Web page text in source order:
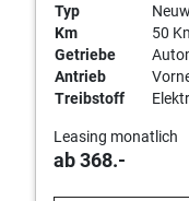
Typ
Km
50
Getriebe
Antrieb
Treibstoff
Leasing monatlich
ab 368.-